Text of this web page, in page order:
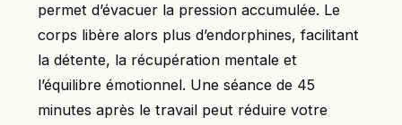
permet d’évacuer la pression accumulée. Le
corps libère alors plus d’endorphines, facilitant
la détente, la récupération mentale et
l’équilibre émotionnel. Une séance de 45
minutes après le travail peut réduire votre